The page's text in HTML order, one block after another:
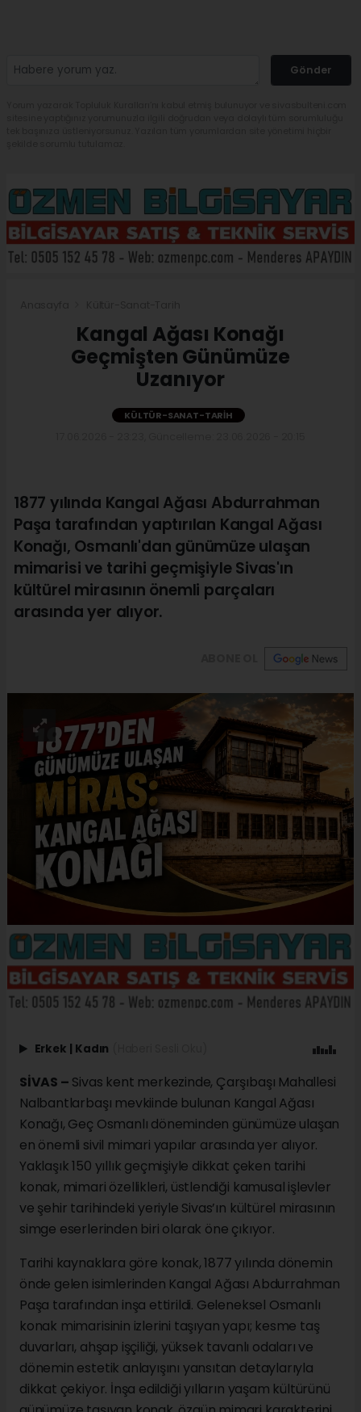
Gönder
Kangal Ağası Konağı
Geçmişten Günümüze
Uzanıyor
KÜLTÜR-SANAT-TARIH
1877 yılında Kangal Ağası Abdurrahman
Paşa tarafından yaptırılan Kangal Ağası
Konağı, Osmanlı'dan günümüze ulaşan
mimarisi ve tarihi geçmişiyle Sivas'ın
kültürel mirasının önemli parçaları
arasında yer alıyor.
Erkek | Kadın
SİVAS – Sivas kent merkezinde, Çarşıbaşı Mahallesi
Nalbantlarbaşı mevkiinde bulunan Kangal Ağası
Konağı, Geç Osmanlı döneminden günümüze ulaşan
en önemli sivil mimari yapılar arasında yer alıyor.
Yaklaşık 150 yıllık geçmişiyle dikkat çeken tarihi
konak, mimari özellikleri, üstlendiği kamusal işlevler
ve şehir tarihindeki yeriyle Sivas’ın kültürel mirasının
simge eserlerinden biri olarak öne çıkıyor.
Tarihi kaynaklara göre konak, 1877 yılında dönemin
önde gelen isimlerinden Kangal Ağası Abdurrahman
Paşa tarafından inşa ettirildi. Geleneksel Osmanlı
konak mimarisinin izlerini taşıyan yapı; kesme taş
duvarları, ahşap işçiliği, yüksek tavanlı odaları ve
dönemin estetik anlayışını yansıtan detaylarıyla
dikkat çekiyor. İnşa edildiği yılların yaşam kültürünü